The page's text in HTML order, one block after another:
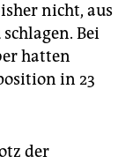
nicht, aus
Bei
hatten
in 23
der